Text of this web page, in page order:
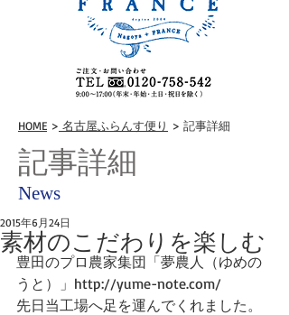
HOME > 名古屋ふらんす便り > 記事詳細
記事詳細
News
素材のこだわりを楽しむ
2015年6月24日
豊田のプロ農家集団「夢農人（ゆめの
うと）」http://yume-note.com/
先日当工場へ足を運んでくれました。